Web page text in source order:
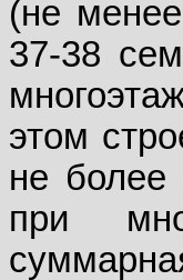
(не
37-38
этом
не более
при